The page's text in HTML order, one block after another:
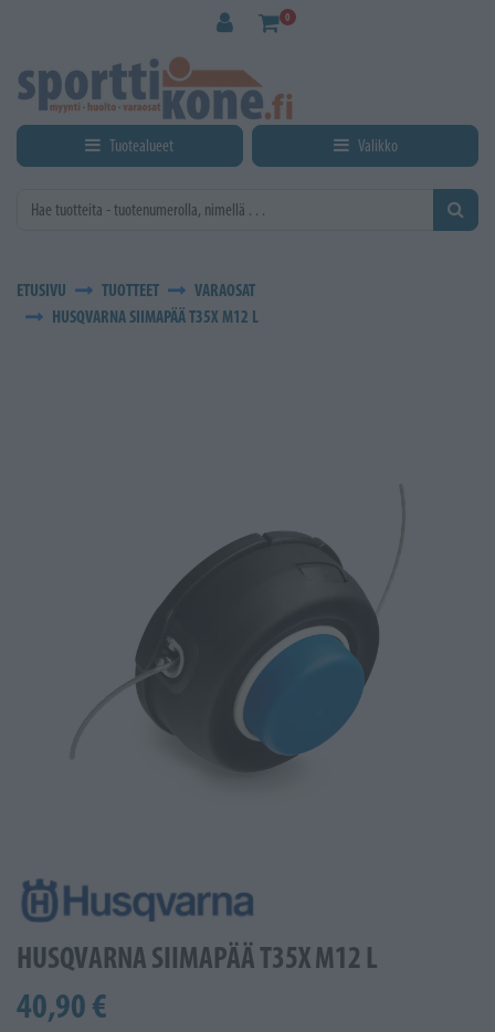
0
Tuotealueet Valikko
ETUSIVU TUOTTEET
VARAOSAT
HUSQVARNA SIIMAPÄÄ T35X M12 L
HUSQVARNA SIIMAPÄÄ T35X M12 L
40,90 €